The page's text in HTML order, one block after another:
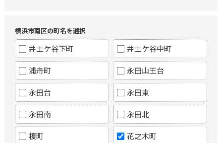
横浜市南区の町名を選択
井土ケ谷下町 井土ケ谷中町
浦舟町 永田山王台
永田台 永田東
永田南 永田北
榎町 花之木町